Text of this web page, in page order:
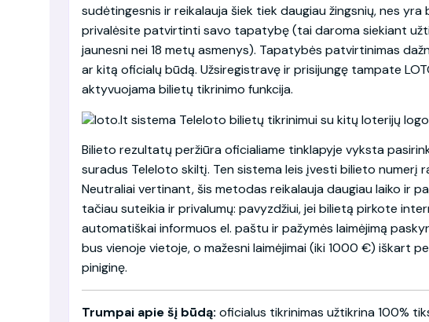
sudėtingesnis ir reikalauja šiek tiek daugiau žingsnių, nes
privalėsite patvirtinti savo tapatybę (tai daroma siekiant
jaunesni nei 18 metų asmenys). Tapatybės patvirtinimas
ar kitą oficialų būdą. Užsiregistravę ir prisijungę tampate
aktyvuojama bilietų tikrinimo funkcija.
Bilieto rezultatų peržiūra oficialiame tinklapyje vyksta
suradus Teleloto skiltį. Ten sistema leis įvesti bilieto numerį
Neutraliai vertinant, šis metodas reikalauja daugiau laiko ir
tačiau suteikia ir privalumų: pavyzdžiui, jei bilietą pirkote
automatiškai informuos el. paštu ir pažymės laimėjimą
bus vienoje vietoje, o mažesni laimėjimai (iki 1000 €) iškart
piniginę.
Trumpai apie šį būdą: oficialus tikrinimas užtikrina 100%